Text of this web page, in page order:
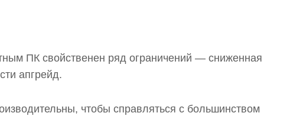
ПК свойственен ряд ограничений — сниженная
апгрейд.
чтобы справляться с большинством